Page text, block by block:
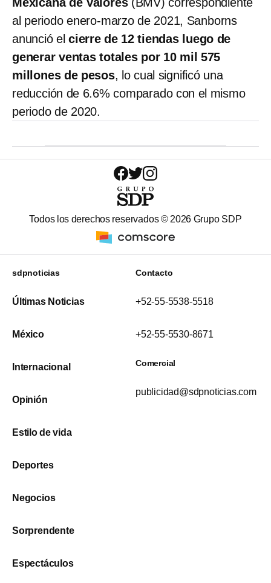
al periodo enero-marzo de 2021, Sanborns
anunció el cierre de 12 tiendas luego de
generar ventas totales por 10 mil 575
millones de pesos, lo cual significó una
reducción de 6.6% comparado con el mismo
periodo de 2020.
Todos los derechos reservados © 2026 Grupo SDP
sdpnoticias
Últimas Noticias
México
Internacional
Opinión
Estilo de vida
Deportes
Negocios
Sorprendente
Espectáculos
Contacto
+52-55-5538-5518
+52-55-5530-8671
Comercial
publicidad@sdpnoticias.com